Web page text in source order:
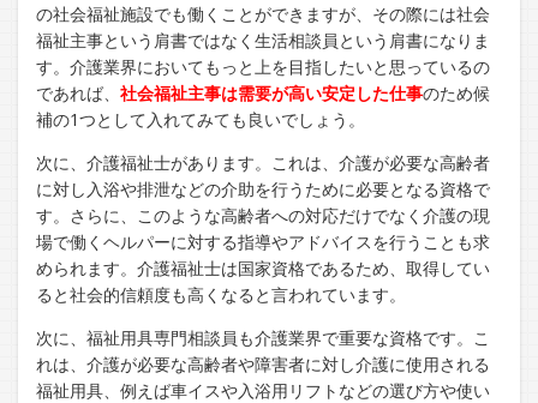
の社会福祉施設でも働くことができますが、その際には社会
福祉主事という肩書ではなく生活相談員という肩書になりま
す。介護業界においてもっと上を目指したいと思っているの
であれば、 社会福祉主事は需要が高い安定した仕事のため候
補の1つとして入れてみても良いでしょう。
次に、介護福祉士があります。これは、介護が必要な高齢者
に対し入浴や排泄などの介助を行うために必要となる資格で
す。さらに、このような高齢者への対応だけでなく介護の現
場で働くヘルパーに対する指導やアドバイスを行うことも求
められます。介護福祉士は国家資格であるため、取得してい
ると社会的信頼度も高くなると言われています。
次に、福祉用具専門相談員も介護業界で重要な資格です。こ
れは、介護が必要な高齢者や障害者に対し介護に使用される
福祉用具、例えば車イスや入浴用リフトなどの選び方や使い